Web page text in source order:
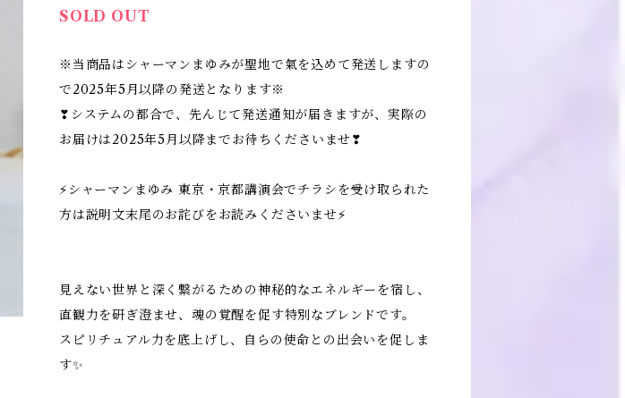
SOLD OUT
※当商品はシャーマンまゆみが聖地で氣を込めて発送しますの
で2025年5月以降の発送となります※
❣システムの都合で、先んじて発送通知が届きますが、実際の
お届けは2025年5月以降までお待ちくださいませ❣
⚡シャーマンまゆみ 東京・京都講演会でチラシを受け取られた
方は説明文末尾のお詫びをお読みくださいませ⚡
見えない世界と深く繋がるための神秘的なエネルギーを宿し、
直観力を研ぎ澄ませ、魂の覚醒を促す特別なブレンドです。
スピリチュアル力を底上げし、自らの使命との出会いを促しま
す✨